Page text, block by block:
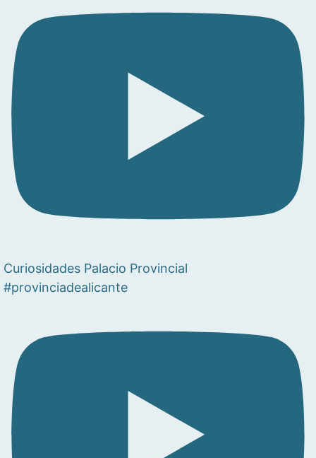
Curiosidades Palacio Provincial
#provinciadealicante